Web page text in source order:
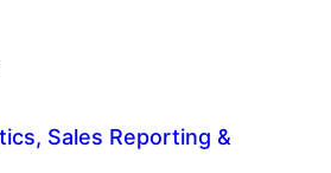
Sales Reporting &